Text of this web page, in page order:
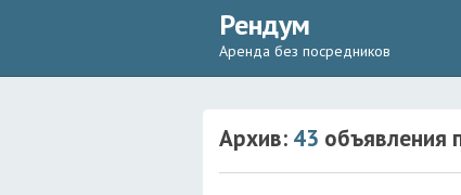
Рендум
Аренда без посредников
Архив: 43 объявления